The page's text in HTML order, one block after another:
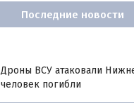
Последние новости
Дроны ВСУ атаковали
человек погибли